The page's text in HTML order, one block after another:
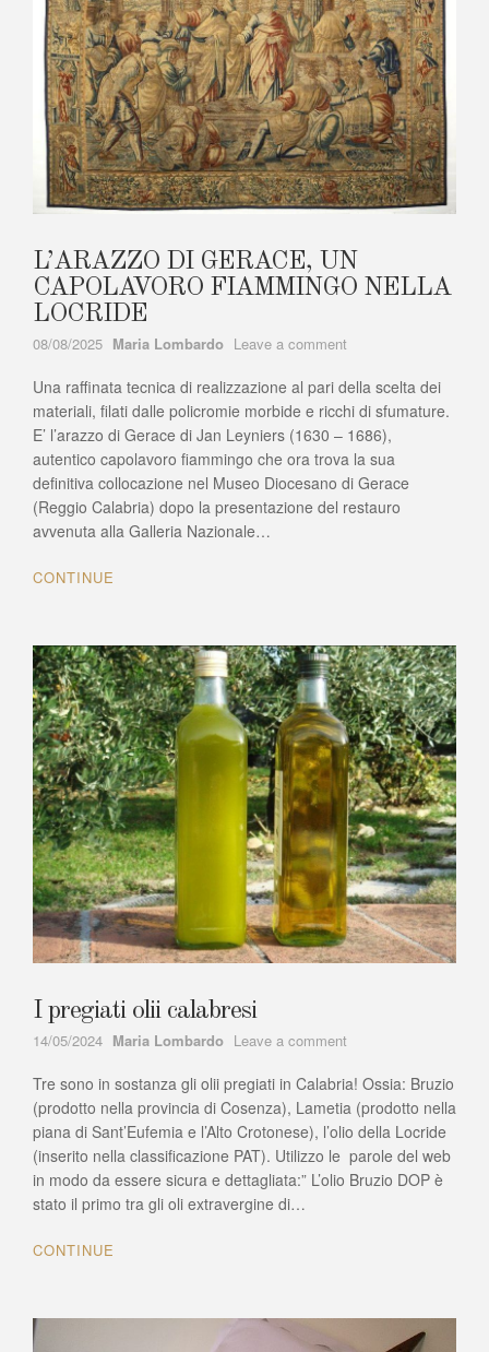
L’ARAZZO DI GERACE, UN
CAPOLAVORO FIAMMINGO NELLA
LOCRIDE
08/08/2025 Author
Maria Lombardo Leave a comment
DI
GERACE,
UN
CAPOLAVORO
FIAMMINGO
NELLA
LOCRIDE
Una raffinata tecnica di realizzazione al pari della scelta dei
materiali, filati dalle policromie morbide e ricchi di sfumature.
E’ l’arazzo di Gerace di Jan Leyniers (1630 – 1686),
autentico capolavoro fiammingo che ora trova la sua
definitiva collocazione nel Museo Diocesano di Gerace
(Reggio Calabria) dopo la presentazione del restauro
avvenuta alla Galleria Nazionale…
CONTINUE
I pregiati olii calabresi
14/05/2024 Author
Maria Lombardo Leave a comment
pregiati
olii
calabresi
Tre sono in sostanza gli olii pregiati in Calabria! Ossia: Bruzio
(prodotto nella provincia di Cosenza), Lametia (prodotto nella
piana di Sant’Eufemia e l’Alto Crotonese), l’olio della Locride
(inserito nella classificazione PAT). Utilizzo le parole del web
in modo da essere sicura e dettagliata:” L’olio Bruzio DOP è
stato il primo tra gli oli extravergine di…
CONTINUE